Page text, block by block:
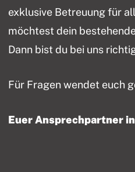
exklusive Betreuung für
möchtest dein
Dann bist du bei uns
Für Fragen wendet euch
Euer Ansprechpartner
Tel: